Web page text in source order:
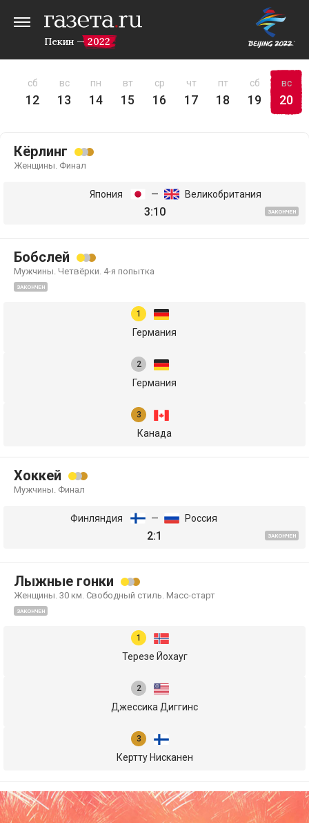
Пекин — 2022
сб
12
вс
13
пн
14
вт
15
ср
16
чт
17
пт
18
сб
19
вс
20
Кёрлинг
Женщины. Финал
Япония — Великобритания
3:10 ЗАКОНЧЕН
Бобслей
Мужчины. Четвёрки. 4-я попытка
ЗАКОНЧЕН
Германия
Германия
Канада
Хоккей
Мужчины. Финал
Финляндия — Россия
2:1 ЗАКОНЧЕН
Лыжные гонки
Женщины. 30 км. Свободный стиль. Масс-старт
ЗАКОНЧЕН
Терезе Йохауг
Джессика Диггинс
Кертту Нисканен